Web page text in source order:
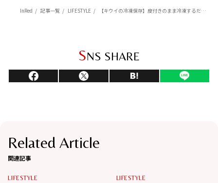
InRed 記事一覧 LIFESTYLE 【キウイの冷凍保存】皮付きのまま冷凍するだけ！暑い夏のひんやりデザート【フローズンキウイのソルベ】
SNS SHARE
Related Article
関連記事
LIFESTYLE LIFESTYLE